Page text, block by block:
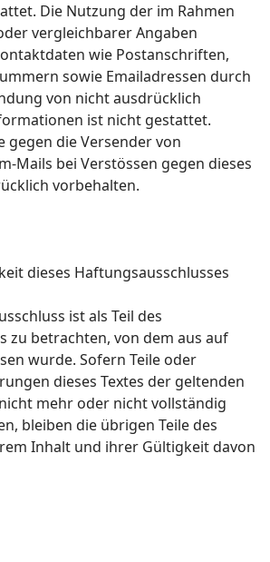
Die Nutzung der im Rahmen
vergleichbarer Angaben
wie Postanschriften,
sowie Emailadressen durch
von nicht ausdrücklich
ist nicht gestattet.
gegen die Versender von
Mails bei Verstössen gegen dieses
vorbehalten.
dieses Haftungsausschlusses
ist als Teil des
zu betrachten, von dem aus auf
wurde. Sofern Teile oder
dieses Textes der geltenden
mehr oder nicht vollständig
bleiben die übrigen Teile des
Inhalt und ihrer Gültigkeit davon